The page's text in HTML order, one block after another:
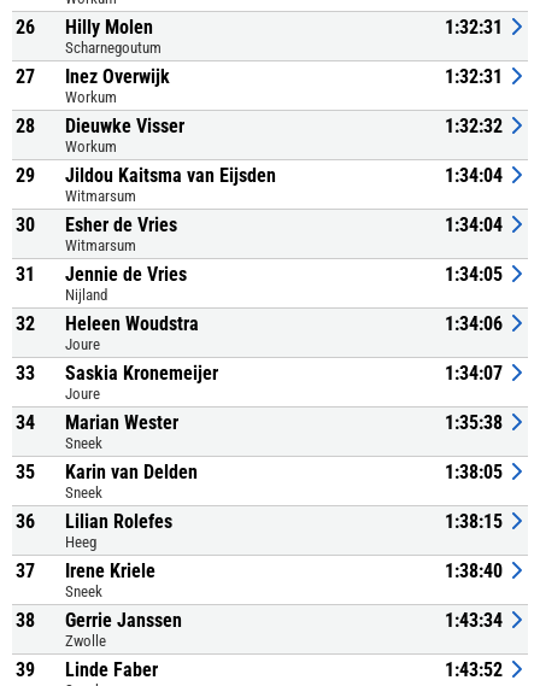
26 Hilly Molen
Scharnegoutum
1:32:31
27 Inez Overwijk
Workum
1:32:31
28 Dieuwke Visser
Workum
1:32:32
29 Jildou Kaitsma van Eijsden
Witmarsum
1:34:04
30 Esher de Vries
Witmarsum
1:34:04
31 Jennie de Vries
Nijland
1:34:05
32 Heleen Woudstra
Joure
1:34:06
33 Saskia Kronemeijer
Joure
1:34:07
34 Marian Wester
Sneek
1:35:38
35 Karin van Delden
Sneek
1:38:05
36 Lilian Rolefes
Heeg
1:38:15
37 Irene Kriele
Sneek
1:38:40
38 Gerrie Janssen
Zwolle
1:43:34
39 Linde Faber 1:43:52